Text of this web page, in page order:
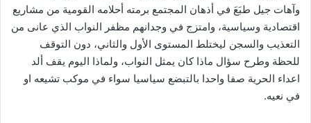
وآهات جيل طبَعَ في أذهان المجتمع برمته أحلامه القومية من مشاريع
اقتصادية وسياسية، وامتزج في وجدانهم مظفر النواب الذي عانى من
التعذيب والسجن ليختلط المستوى الأول والثاني، دون التوقف
للحظة وطرح سؤال ماذا كان يمثل النواب، ولماذا اليوم يقف ألد
اعداء الحرية صفا واحدا بالتبضع سياسيا سواء في موكب تشيعه او
في نعيه.